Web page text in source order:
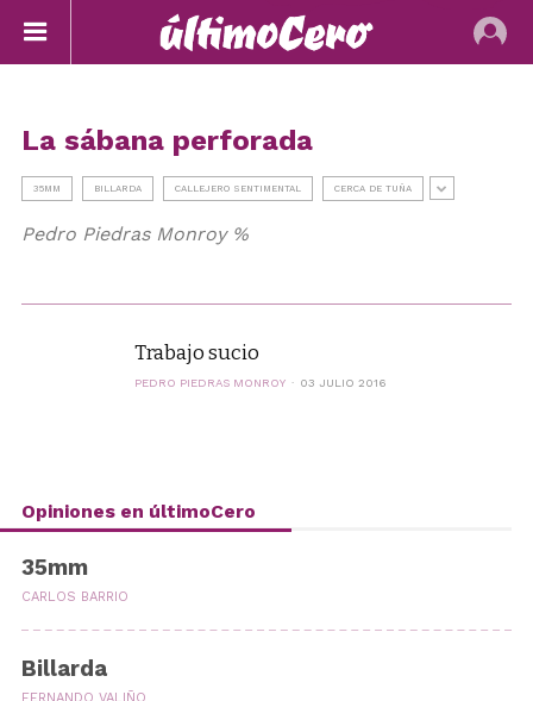
La sábana perforada
35MM BILLARDA CALLEJERO SENTIMENTAL CERCA DE TUÑA
Pedro Piedras Monroy %
Trabajo sucio
PEDRO PIEDRAS MONROY 03 JULIO 2016
Opiniones en últimoCero
35mm
CARLOS BARRIO
Billarda